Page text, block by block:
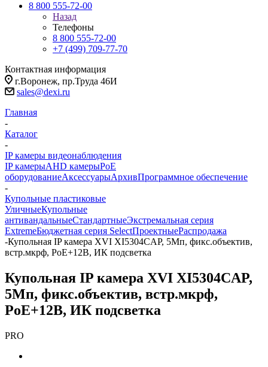
8 800 555-72-00
Назад
Телефоны
8 800 555-72-00
+7 (499) 709-77-70
Контактная информация
г.Воронеж, пр.Труда 46И
sales@dexi.ru
Главная
-
Каталог
-
IP камеры видеонаблюдения
IP камерыAHD камерыPoE
оборудованиеАксессуарыАрхивПрограммное обеспечение
-
Купольные пластиковые
УличныеКупольные
антивандальныеСтандартныеЭкстремальная серия
ExtremeБюджетная серия SelectПроектныеРаспродажа
-Купольная IP камера XVI XI5304CAP, 5Мп, фикс.объектив,
встр.мкрф, PoE+12В, ИК подсветка
Купольная IP камера XVI XI5304CAP,
5Мп, фикс.объектив, встр.мкрф,
PoE+12В, ИК подсветка
PRO